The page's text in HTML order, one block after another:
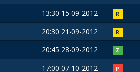
13:30 15-09-2012 R
20:30 21-09-2012 R
20:45 28-09-2012 Z
17:00 07-10-2012 P